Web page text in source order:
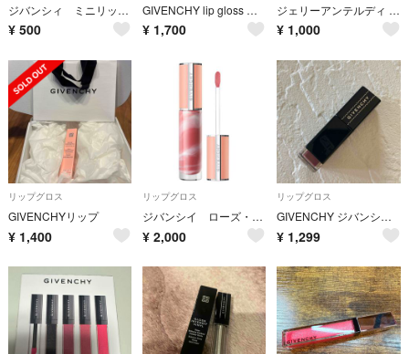
ジバンシィ ミニリップグロス
¥ 500
GIVENCHY lip gloss 新品
¥ 1,700
ジェリーアンテルディ リップグロス GIVENCHY エレガントヌード 6ml
¥ 1,000
リップグロス
GIVENCHYリップ
¥ 1,400
リップグロス
ジバンシイ ローズ・パーフェクト・リキッド No.210 ピンク・ヌード
¥ 2,000
リップグロス
GIVENCHY ジバンシィ アンクルアンテルディ 08
¥ 1,299